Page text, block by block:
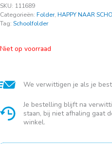
SKU: 111689
Categorieën: Folder, HAPPY NAAR
Tag: Schoolfolder
Niet op voorraad
We verwittigen je als je
Je bestelling blijft na
staan, bij niet afhaling gaat
winkel.